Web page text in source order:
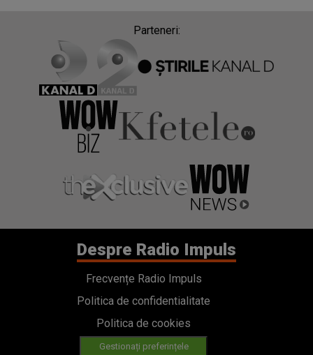
Parteneri:
Despre Radio Impuls
Frecvențe Radio Impuls
Politica de confidentialitate
Politica de cookies
Gestionați preferințele